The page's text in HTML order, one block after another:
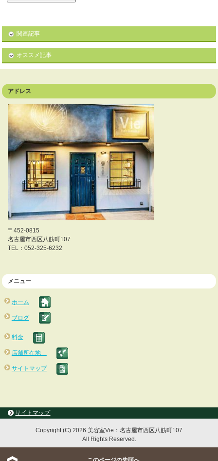
関連記事
オススメ記事
アドレス
〒452-0815
名古屋市西区八筋町107
TEL：052-325-6232
メニュー
ホーム
ブログ
料金
店舗所在地
サイトマップ
サイトマップ
Copyright (C) 2026 美容室Vie：名古屋市西区八筋町107
All Rights Reserved.